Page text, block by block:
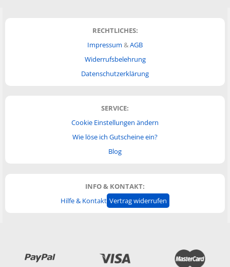
RECHTLICHES:
Impressum &AGB
Widerrufsbelehrung
Datenschutzerklärung
SERVICE:
Cookie Einstellungen ändern
Wie löse ich Gutscheine ein?
Blog
INFO & KONTAKT:
Hilfe & Kontakt Vertrag widerrufen